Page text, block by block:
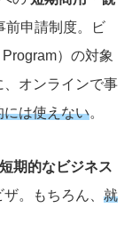
前申請制度。ビ
）の対象
、オンラインで事
には使えない。
期的なビジネス
。もちろん、 就